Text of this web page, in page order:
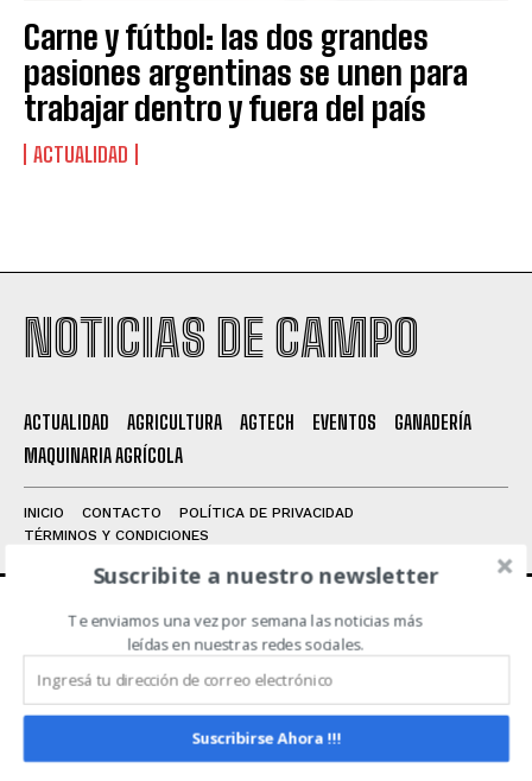
Leí y acepto laPolítica de Privacidad.
Carne y fútbol: las dos grandes
pasiones argentinas se unen para
trabajar dentro y fuera del país
ACTUALIDAD
NOTICIAS DE CAMPO
ACTUALIDAD AGRICULTURA AGTECH EVENTOS
GANADERÍA
MAQUINARIA AGRÍCOLA
INICIO CONTACTO
POLÍTICA DE PRIVACIDAD
TÉRMINOS Y CONDICIONES
ACERCA DE NOSOTROS
Noticias de Campo es un medio independiente
focalizado en Redes Sociales que intenta aglutinar
todas las noticias del sector en un sólo lugar.
Suscribite a nuestro newsletter
Te enviamos una vez por semana las noticias más
leídas en nuestras redes sociales.
Suscribirse Ahora !!!